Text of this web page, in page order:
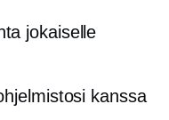
jokaiselle
kanssa